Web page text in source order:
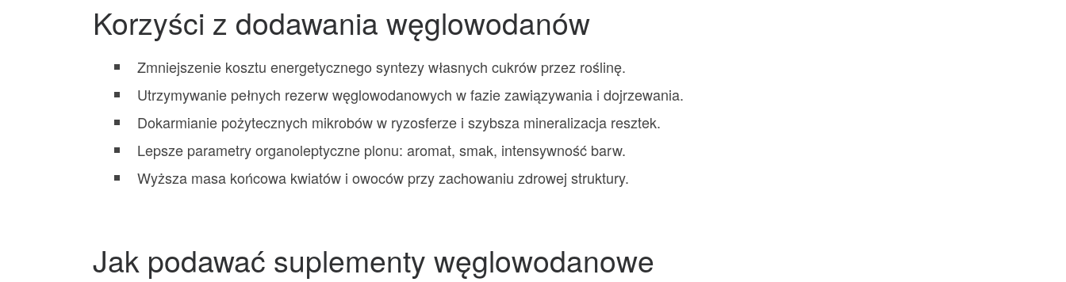
Korzyści z dodawania węglowodanów
Zmniejszenie kosztu energetycznego syntezy własnych cukrów przez roślinę.
Utrzymywanie pełnych rezerw węglowodanowych w fazie zawiązywania i dojrzewania.
Dokarmianie pożytecznych mikrobów w ryzosferze i szybsza mineralizacja resztek.
Lepsze parametry organoleptyczne plonu: aromat, smak, intensywność barw.
Wyższa masa końcowa kwiatów i owoców przy zachowaniu zdrowej struktury.
Jak podawać suplementy węglowodanowe